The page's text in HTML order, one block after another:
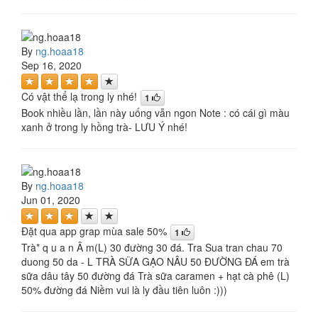
By ng.hoaa18
Sep 16, 2020
Có vật thể lạ trong ly nhé! 1
Book nhiều lần, lần này uống vẫn ngon Note : có cái gì màu
xanh ở trong ly hồng trà- LƯU Ý nhé!
By ng.hoaa18
Jun 01, 2020
Đặt qua app grap mùa sale 50% 1
Trà* q u a n Â m(L) 30 đường 30 đá. Tra Sua tran chau 70
duong 50 da - L TRÀ SỮA GẠO NÂU 50 ĐƯỜNG ĐÁ em trà
sữa dâu tây 50 đường đá Trà sữa caramen + hạt cà phê (L)
50% đường đá Niềm vui là ly đầu tiên luôn :)))